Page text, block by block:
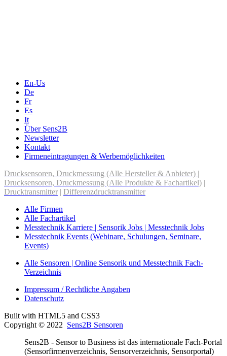
En-Us
De
Fr
Es
It
Über Sens2B
Newsletter
Kontakt
Firmeneintragungen & Werbemöglichkeiten
Drucksensoren, Druckmessung (Alle Hersteller & Anbieter) |
Drucksensoren, Druckmessung (Alle Produkte & Fachartikel) |
Drucktransmitter | Differenzdrucktransmitter
Alle Firmen
Alle Fachartikel
Messtechnik Karriere | Sensorik Jobs | Messtechnik Jobs
Messtechnik Events (Webinare, Schulungen, Seminare,
Events)
Alle Sensoren | Online Sensorik und Messtechnik Fach-
Verzeichnis
Impressum / Rechtliche Angaben
Datenschutz
Built with HTML5 and CSS3
Copyright © 2022 Sens2B Sensoren
Sens2B - Sensor to Business ist das internationale Fach-Portal
(Sensorfirmenverzeichnis, Sensorverzeichnis, Sensorportal)